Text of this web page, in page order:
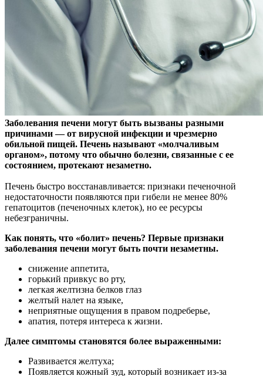
Заболевания печени могут быть вызваны разными
причинами — от вирусной инфекции и чрезмерно
обильной пищей. Печень называют «молчаливым
органом», потому что обычно болезни, связанные с ее
состоянием, протекают незаметно.
Печень быстро восстанавливается: признаки печеночной
недостаточности появляются при гибели не менее 80%
гепатоцитов (печеночных клеток), но ее ресурсы
небезграничны.
Как понять, что «болит» печень? Первые признаки
заболевания печени могут быть почти незаметны.
снижение аппетита,
горький привкус во рту,
легкая желтизна белков глаз
желтый налет на языке,
неприятные ощущения в правом подреберье,
апатия, потеря интереса к жизни.
Далее симптомы становятся более выраженными:
Развивается желтуха;
Появляется кожный зуд, который возникает из-за